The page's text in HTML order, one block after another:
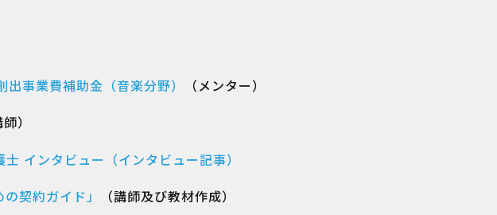
事業費補助金（音楽分野）
（メンター）
）
インタビュー（インタビュー記事）
契約ガイド」
（講師及び教材作成）